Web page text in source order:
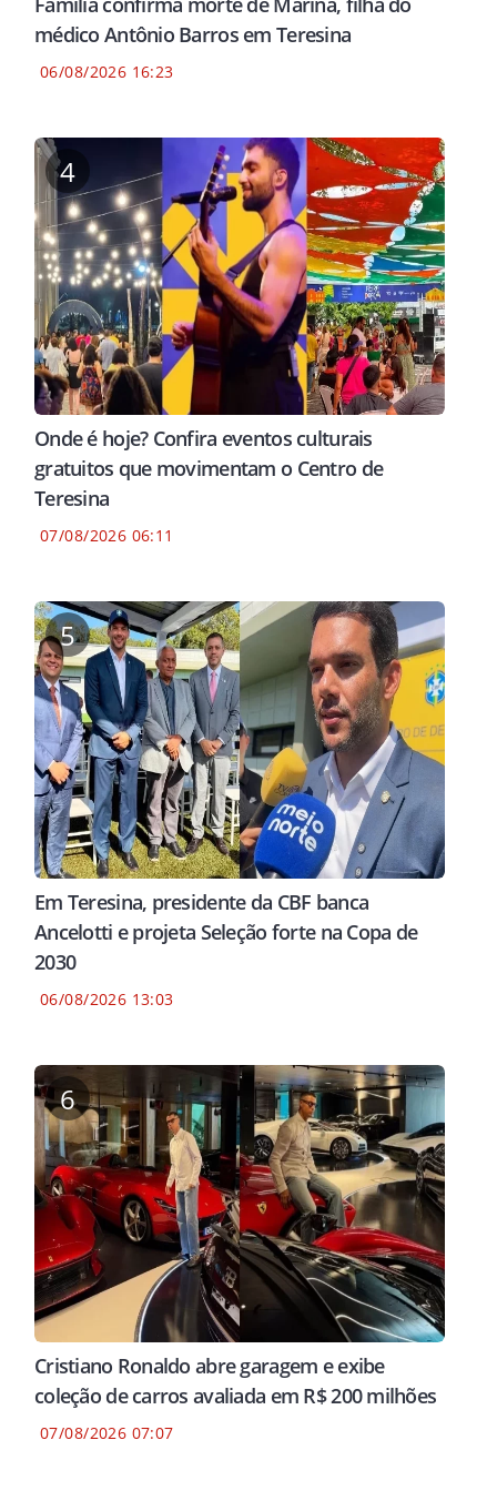
médico Antônio Barros em Teresina
06/08/2026 16:23
4
Onde é hoje? Confira eventos culturais
gratuitos que movimentam o Centro de
Teresina
07/08/2026 06:11
5
Em Teresina, presidente da CBF banca
Ancelotti e projeta Seleção forte na Copa de
2030
06/08/2026 13:03
6
Cristiano Ronaldo abre garagem e exibe
coleção de carros avaliada em R$ 200 milhões
07/08/2026 07:07